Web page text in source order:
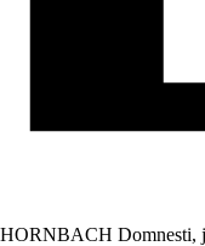
HORNBACH Domnesti,